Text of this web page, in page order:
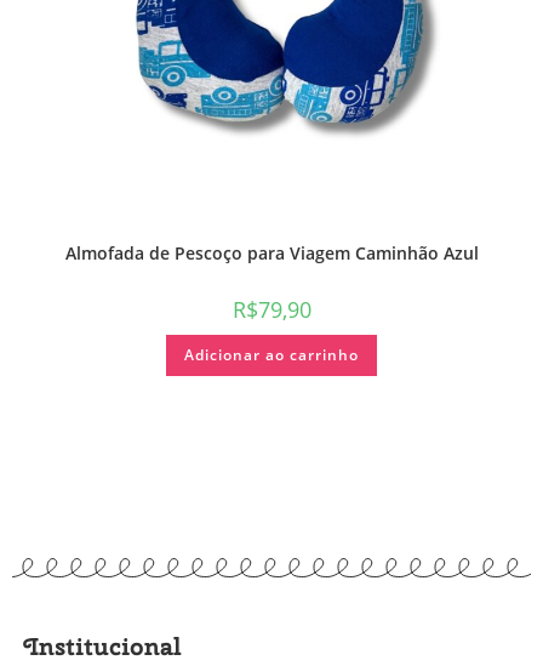
Almofada de Pescoço para Viagem Caminhão Azul
R$79,90
Adicionar ao carrinho
Institucional